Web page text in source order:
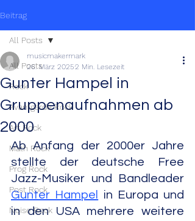
Beitrag
All Posts
Rock
Avantgarde Rock
Art Rock
Math Rock
Prog Rock
Post Rock
Noise Rock
All Posts
Gunter Hampel in
Gruppenaufnahmen ab
2000
musicmakermark
26. März 20252 Min. Lesezeit
Ab Anfang der 2000er Jahre
stellte der deutsche Free
Gunter Hampel
in Europa und
in den USA mehrere weitere